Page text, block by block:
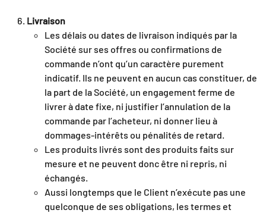
Livraison
Les délais ou dates de livraison indiqués par la
Société sur ses offres ou confirmations de
commande n’ont qu’un caractère purement
indicatif. Ils ne peuvent en aucun cas constituer, de
la part de la Société, un engagement ferme de
livrer à date fixe, ni justifier l’annulation de la
commande par l’acheteur, ni donner lieu à
dommages-intérêts ou pénalités de retard.
Les produits livrés sont des produits faits sur
mesure et ne peuvent donc être ni repris, ni
échangés.
Aussi longtemps que le Client n’exécute pas une
quelconque de ses obligations, les termes et